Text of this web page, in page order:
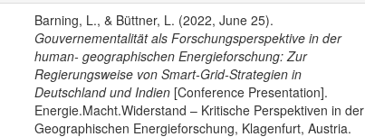
Barning, L., & Büttner, L. (2022, June 25).
Gouvernementalität als Forschungsperspektive in der
human- geographischen Energieforschung: Zur
Regierungsweise von Smart-Grid-Strategien in
Deutschland und Indien[Conference Presentation].
Energie.Macht.Widerstand – Kritische Perspektiven in der
Geographischen Energieforschung, Klagenfurt, Austria.